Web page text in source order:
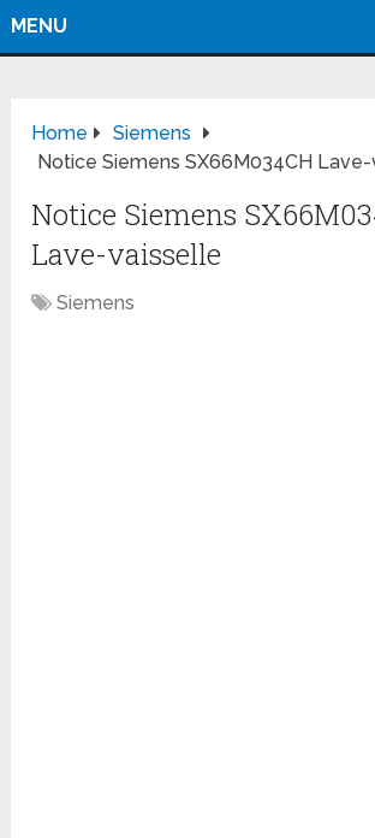
MENU
Home
Siemens
Notice Siemens SX66M034CH
Notice Siemens
Lave-vaisselle
Siemens